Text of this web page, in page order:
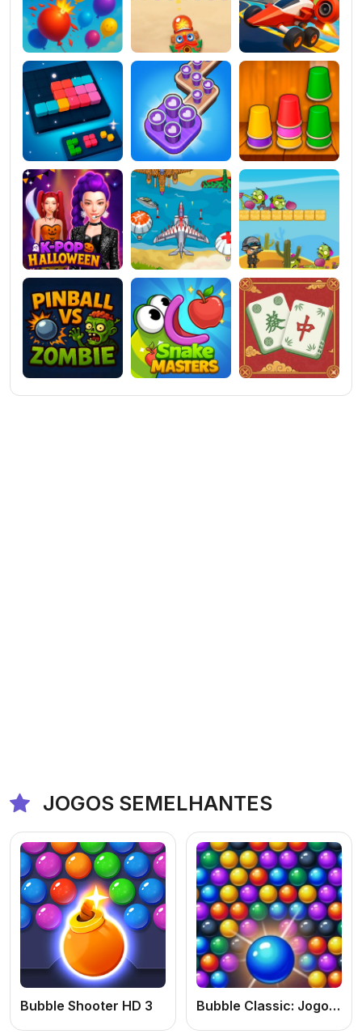
JOGOS SEMELHANTES
Bubble Shooter HD 3 Bubble Classic: Jogo de Estourar Bolhas Online Grátis